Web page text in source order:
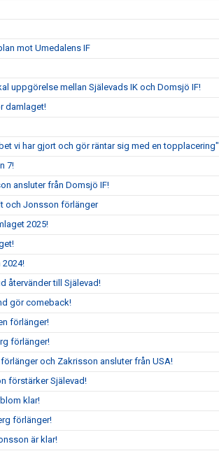
mot Umedalens IF
uppgörelse mellan Själevads IK och Domsjö IF!
damlaget!
vi har gjort och gör räntar sig med en topplacering"
7!
ansluter från Domsjö IF!
och Jonsson förlänger
2025!
2024!
återvänder till Själevad!
gör comeback!
förlänger!
förlänger!
och Zakrisson ansluter från USA!
förstärker Själevad!
klar!
förlänger!
är klar!